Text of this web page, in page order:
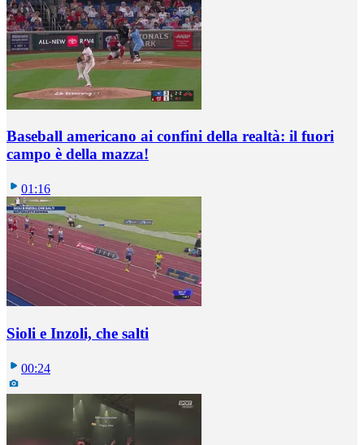
Baseball americano ai confini della realtà: il fuori
campo è della mazza!
01:16
Sioli e Inzoli, che salti
00:24